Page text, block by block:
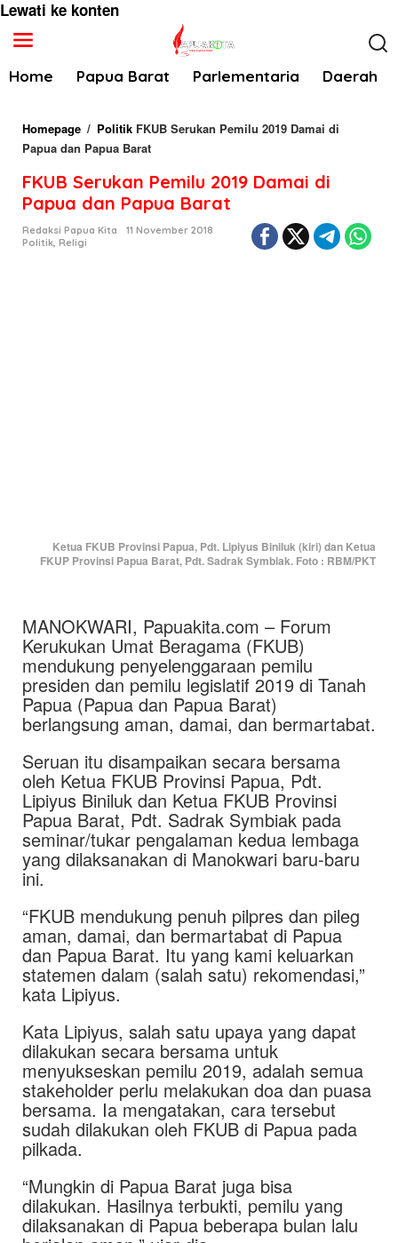
Lewati ke konten
Home Papua Barat Parlementaria Daerah
Homepage / Politik FKUB Serukan Pemilu 2019 Damai di
Papua dan Papua Barat
FKUB Serukan Pemilu 2019 Damai di
Papua dan Papua Barat
Redaksi Papua Kita
11 November 2018
Politik, Religi
Ketua FKUB Provinsi Papua, Pdt. Lipiyus Biniluk (kiri) dan Ketua
FKUP Provinsi Papua Barat, Pdt. Sadrak Symbiak. Foto : RBM/PKT
MANOKWARI, Papuakita.com – Forum
Kerukukan Umat Beragama (FKUB)
mendukung penyelenggaraan pemilu
presiden dan pemilu legislatif 2019 di Tanah
Papua (Papua dan Papua Barat)
berlangsung aman, damai, dan bermartabat.
Seruan itu disampaikan secara bersama
oleh Ketua FKUB Provinsi Papua, Pdt.
Lipiyus Biniluk dan Ketua FKUB Provinsi
Papua Barat, Pdt. Sadrak Symbiak pada
seminar/tukar pengalaman kedua lembaga
yang dilaksanakan di Manokwari baru-baru
ini.
“FKUB mendukung penuh pilpres dan pileg
aman, damai, dan bermartabat di Papua
dan Papua Barat. Itu yang kami keluarkan
statemen dalam (salah satu) rekomendasi,”
kata Lipiyus.
Kata Lipiyus, salah satu upaya yang dapat
dilakukan secara bersama untuk
menyukseskan pemilu 2019, adalah semua
stakeholder perlu melakukan doa dan puasa
bersama. Ia mengatakan, cara tersebut
sudah dilakukan oleh FKUB di Papua pada
pilkada.
“Mungkin di Papua Barat juga bisa
dilakukan. Hasilnya terbukti, pemilu yang
dilaksanakan di Papua beberapa bulan lalu